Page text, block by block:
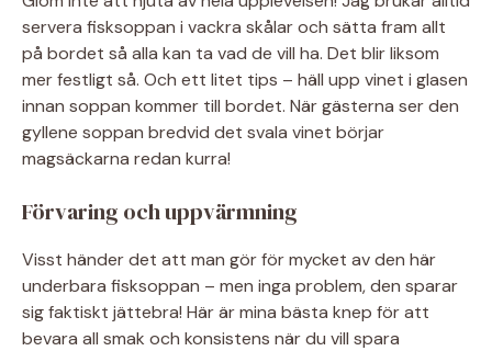
servera fisksoppan i vackra skålar och sätta fram allt
på bordet så alla kan ta vad de vill ha. Det blir liksom
mer festligt så. Och ett litet tips – häll upp vinet i glasen
innan soppan kommer till bordet. När gästerna ser den
gyllene soppan bredvid det svala vinet börjar
magsäckarna redan kurra!
Förvaring och uppvärmning
Visst händer det att man gör för mycket av den här
underbara fisksoppan – men inga problem, den sparar
sig faktiskt jättebra! Här är mina bästa knep för att
bevara all smak och konsistens när du vill spara